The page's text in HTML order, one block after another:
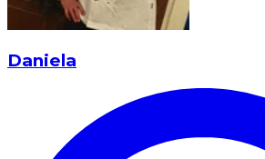
Daniela